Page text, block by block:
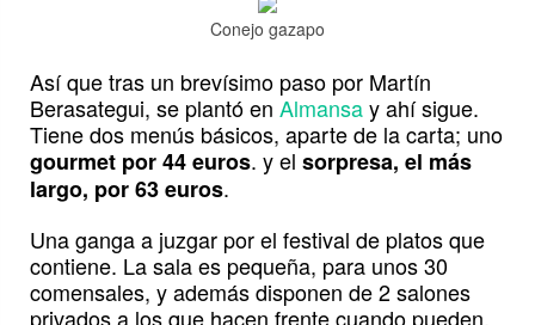
Conejo gazapo
Así que tras un brevísimo paso por Martín
Berasategui, se plantó en Almansay ahí sigue.
Tiene dos menús básicos, aparte de la carta; uno
gourmet por 44 euros. y el sorpresa, el más
largo, por 63 euros.
Una ganga a juzgar por el festival de platos que
contiene. La sala es pequeña, para unos 30
comensales, y además disponen de 2 salones
privados a los que hacen frente cuando pueden.